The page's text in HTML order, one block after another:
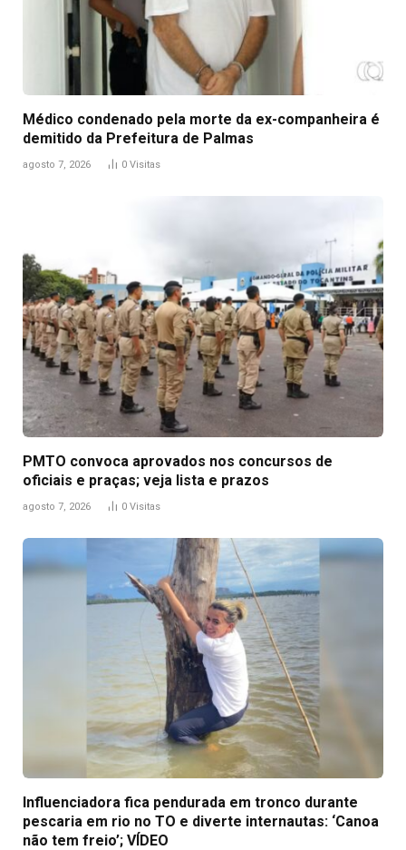
Médico condenado pela morte da ex-companheira é
demitido da Prefeitura de Palmas
agosto 7, 2026 0 Visitas
PMTO convoca aprovados nos concursos de
oficiais e praças; veja lista e prazos
agosto 7, 2026 0 Visitas
Influenciadora fica pendurada em tronco durante
pescaria em rio no TO e diverte internautas: ‘Canoa
não tem freio’; VÍDEO